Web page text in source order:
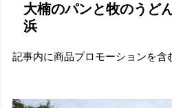
大楠のパンと牧のうど
浜
記事内に商品プロモーションを含